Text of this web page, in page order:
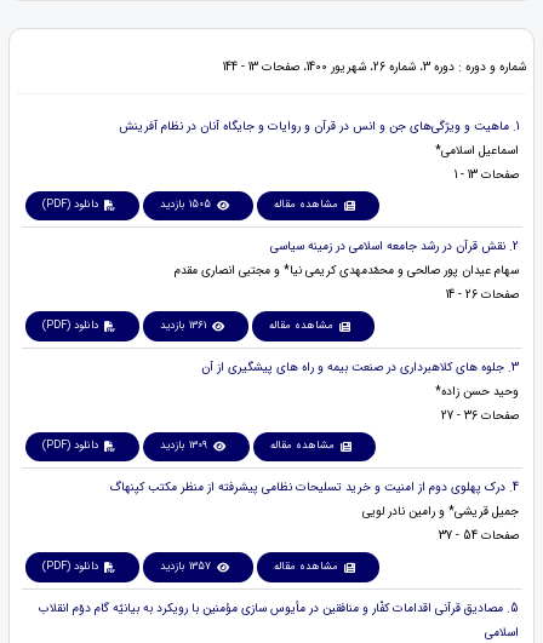
شماره و دوره : دوره 3، شماره 26، شهریور 1400، صفحات 13 - 144
1. ماهیت و ویژگی‌های جن و انس در قرآن و روایات و جایگاه آنان در نظام آفرینش
اسماعیل اسلامی*
صفحات 13 - 1
مشاهده مقاله 1505 بازدید دانلود (PDF)
2. نقش قرآن در رشد جامعه اسلامی در زمینه سیاسی
سهام عیدان پور صالحی و محمّدمهدی کریمی نیا* و مجتبی انصاری مقدم
صفحات 26 - 14
مشاهده مقاله 1361 بازدید دانلود (PDF)
3. جلوه های کلاهبرداری در صنعت بیمه و راه های پیشگیری از آن
وحید حسن زاده*
صفحات 36 - 27
مشاهده مقاله 1309 بازدید دانلود (PDF)
4. درک پهلوی دوم از امنیت و خرید تسلیحات نظامی پیشرفته از منظر مکتب کپنهاگ
جمیل قریشی* و رامین نادر لویی
صفحات 54 - 37
مشاهده مقاله 1357 بازدید دانلود (PDF)
5. مصادیق قرآنی اقدامات کفّار و منافقین در مأیوس سازی مؤمنین با رویکرد به بیانیّه گام دوّم انقلاب
اسلامی